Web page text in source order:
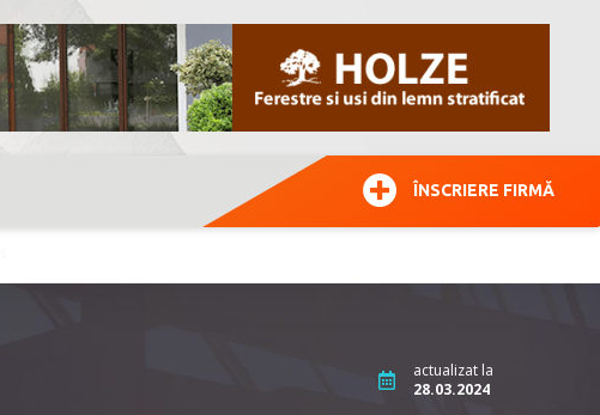
ÎNSCRIERE FIRMĂ
actualizat la
28.03.2024